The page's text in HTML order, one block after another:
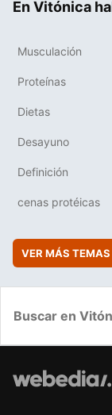
En Vitónica
Musculación
Proteínas
Dietas
Desayuno
Definición
cenas protéicas
VER MÁS TEMAS